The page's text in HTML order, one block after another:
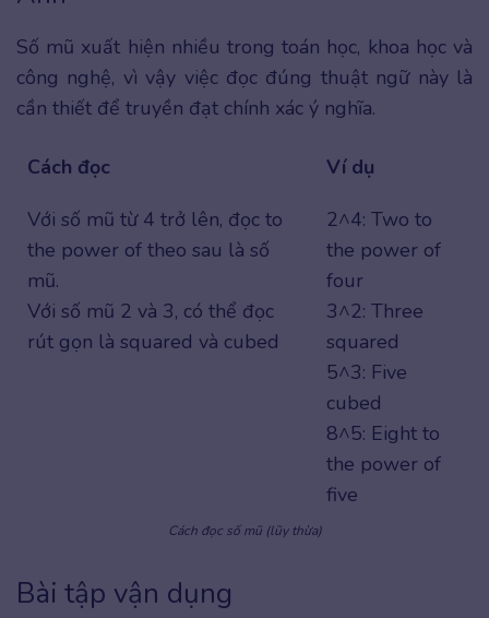
Số mũ xuất hiện nhiều trong toán học, khoa học và
công nghệ, vì vậy việc đọc đúng thuật ngữ này là
cần thiết để truyền đạt chính xác ý nghĩa.
Cách đọc
Ví dụ
Với số mũ từ 4 trở lên, đọc to
the power of theo sau là số
mũ.
Với số mũ 2 và 3, có thể đọc
rút gọn là squared và cubed
2^4: Two to
the power of
four
3^2: Three
squared
5^3: Five
cubed
8^5: Eight to
the power of
five
Cách đọc số mũ (lũy thừa)
Bài tập vận dụng